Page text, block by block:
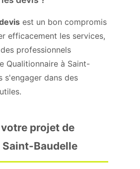
est un bon compromis
efficacement les services,
professionnels
Qualitionnaire à Saint-
s'engager dans des
projet de
Baudelle